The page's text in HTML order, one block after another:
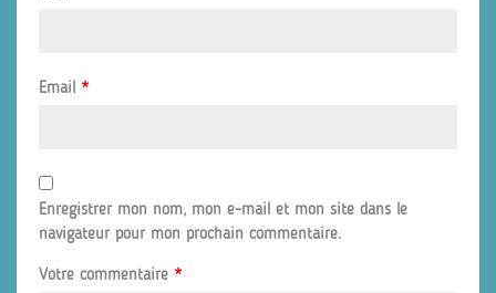
Email *
Enregistrer mon nom, mon e-mail et mon site dans le
navigateur pour mon prochain commentaire.
Votre commentaire *